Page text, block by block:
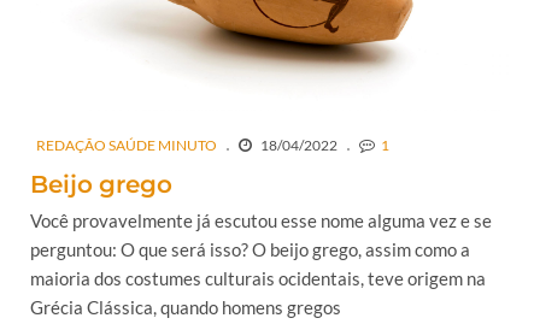
REDAÇÃO SAÚDE MINUTO 18/04/2022 1
Beijo grego
Você provavelmente já escutou esse nome alguma vez e se
perguntou: O que será isso? O beijo grego, assim como a
maioria dos costumes culturais ocidentais, teve origem na
Grécia Clássica, quando homens gregos